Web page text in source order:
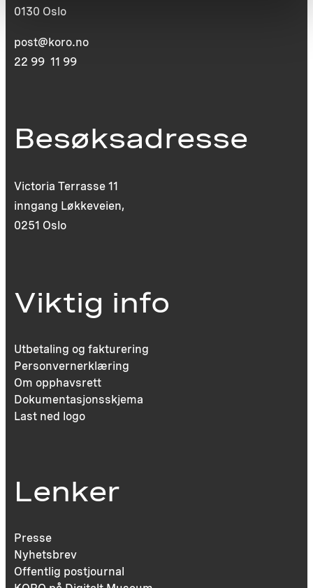
0130 Oslo
post@koro.no
22 99 11 99
Besøksadresse
Victoria Terrasse 11
inngang Løkkeveien,
0251 Oslo
Viktig info
Utbetaling og fakturering
Personvernerklæring
Om opphavsrett
Dokumentasjonsskjema
Last ned logo
Lenker
Presse
Nyhetsbrev
Offentlig postjournal